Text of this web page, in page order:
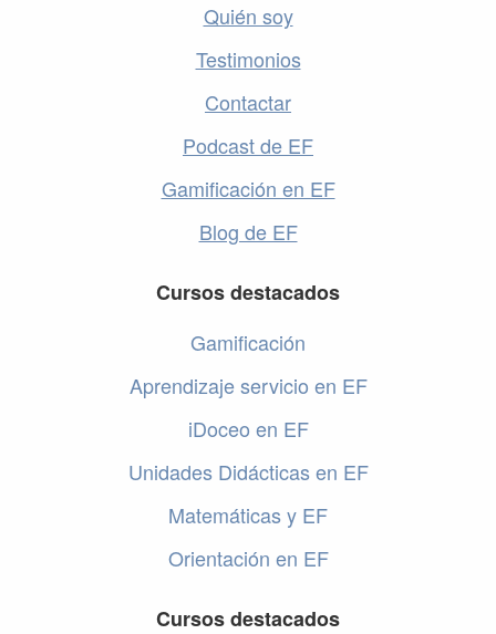
Quién soy
Testimonios
Contactar
Podcast de EF
Gamificación en EF
Blog de EF
Cursos destacados
Gamificación
Aprendizaje servicio en EF
iDoceo en EF
Unidades Didácticas en EF
Matemáticas y EF
Orientación en EF
Cursos destacados